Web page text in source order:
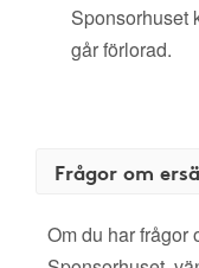
Sponsorhuset
går förlorad.
Frågor om
Om du har frågor